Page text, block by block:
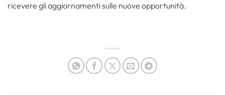
ricevere gli aggiornamenti sulle nuove opportunità.